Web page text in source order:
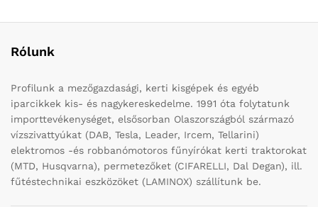
Rólunk
Profilunk a mezőgazdasági, kerti kisgépek és egyéb
iparcikkek kis- és nagykereskedelme. 1991 óta folytatunk
importtevékenységet, elsősorban Olaszországból származó
vízszivattyúkat (DAB, Tesla, Leader, Ircem, Tellarini)
elektromos -és robbanómotoros fűnyírókat kerti traktorokat
(MTD, Husqvarna), permetezőket (CIFARELLI, Dal Degan), ill.
fűtéstechnikai eszközöket (LAMINOX) szállítunk be.